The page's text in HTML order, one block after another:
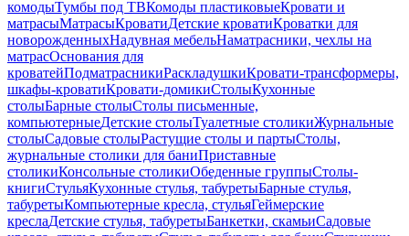
комодыТумбы под ТВКомоды пластиковыеКровати и
матрасыМатрасыКроватиДетские кроватиКроватки для
новорожденныхНадувная мебельНаматрасники, чехлы на
матрасОснования для
кроватейПодматрасникиРаскладушкиКровати-трансформеры,
шкафы-кроватиКровати-домикиСтолыКухонные
столыБарные столыСтолы письменные,
компьютерныеДетские столыТуалетные столикиЖурнальные
столыСадовые столыРастущие столы и партыСтолы,
журнальные столики для баниПриставные
столикиКонсольные столикиОбеденные группыСтолы-
книгиСтульяКухонные стулья, табуретыБарные стулья,
табуретыКомпьютерные кресла, стульяГеймерские
креслаДетские стулья, табуретыБанкетки, скамьиСадовые